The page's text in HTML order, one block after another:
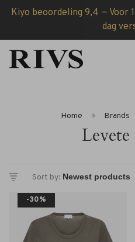
Kiyo beoordeling 9,4 — Voor
dag
Home Brands
Sort by:
-30%